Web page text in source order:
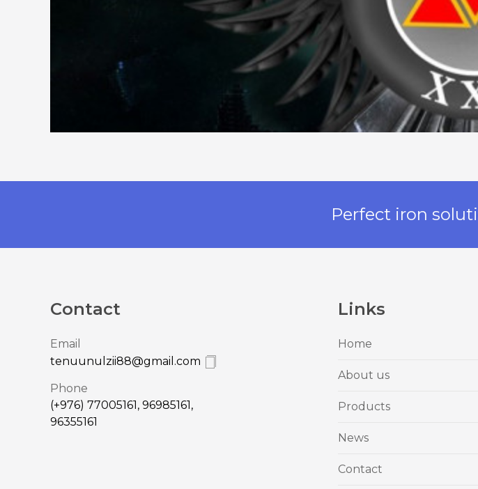
Perfect iron
Contact
Email
tenuunulzii88@gmail.com
Phone
(+976) 77005161, 96985161,
96355161
Links
Home
About us
Products
News
Contact